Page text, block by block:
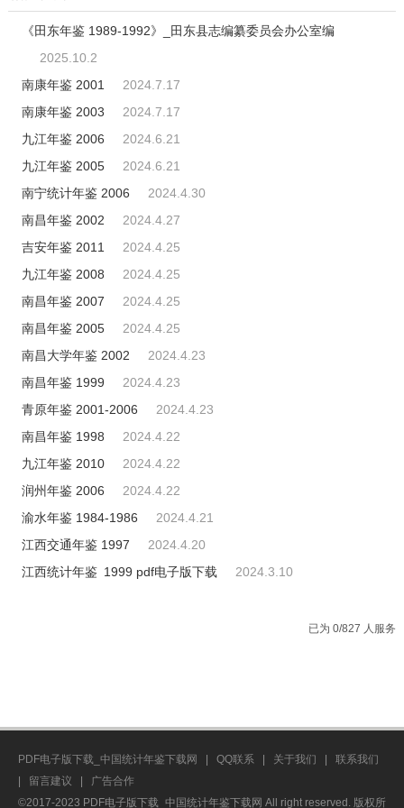
《田东年鉴 1989-1992》_田东县志编纂委员会办公室编
2025.10.2
南康年鉴 2001
2024.7.17
南康年鉴 2003
2024.7.17
九江年鉴 2006
2024.6.21
九江年鉴 2005
2024.6.21
南宁统计年鉴 2006
2024.4.30
南昌年鉴 2002
2024.4.27
吉安年鉴 2011
2024.4.25
九江年鉴 2008
2024.4.25
南昌年鉴 2007
2024.4.25
南昌年鉴 2005
2024.4.25
南昌大学年鉴 2002
2024.4.23
南昌年鉴 1999
2024.4.23
青原年鉴 2001-2006
2024.4.23
南昌年鉴 1998
2024.4.22
九江年鉴 2010
2024.4.22
润州年鉴 2006
2024.4.22
渝水年鉴 1984-1986
2024.4.21
江西交通年鉴 1997
2024.4.20
江西统计年鉴 1999 pdf电子版下载
2024.3.10
已为 0/827 人服务
PDF电子版下载_中国统计年鉴下载网 QQ联系 关于我们
联系我们
留言建议
广告合作
©2017-2023 PDF电子版下载_中国统计年鉴下载网 All right reserved. 版权所